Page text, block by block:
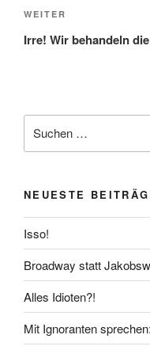
Nächster
Beitrag
WEITER
Irre! Wir behandeln
nach:
NEUESTE
Isso!
Broadway statt
Alles Idioten?!
Mit Ignoranten